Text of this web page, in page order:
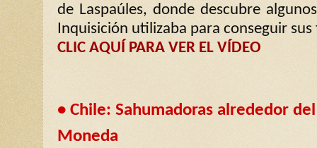
de Laspaúles, donde descubre
Inquisición utilizaba para conseguir sus
CLIC AQUÍ PARA VER EL VÍDEO
• Chile: ‪Sahumadoras alrededor
Moneda ‬